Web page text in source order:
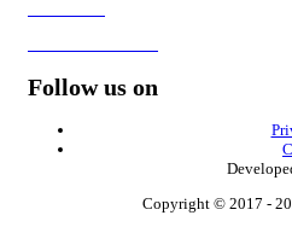
Follow us on
Copyright © 2017 -